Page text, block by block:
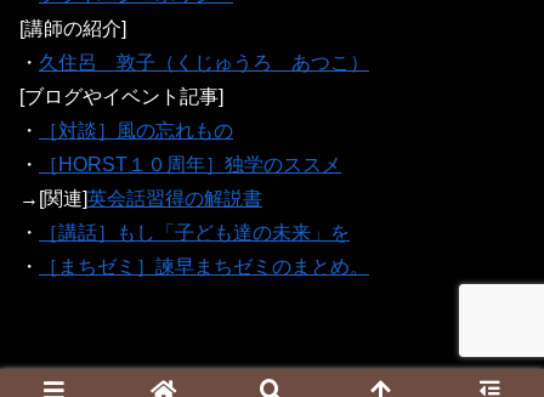
[講師の紹介]
・ 久住呂 敦子（くじゅうろ あつこ）
[ブログやイベント記事]
・
［対談］風の忘れもの
・
［HORST１０周年］独学のススメ
→[関連]英会話習得の解説書
・
［講話］もし「子ども達の未来」を
・
［まちゼミ］諫早まちゼミのまとめ。